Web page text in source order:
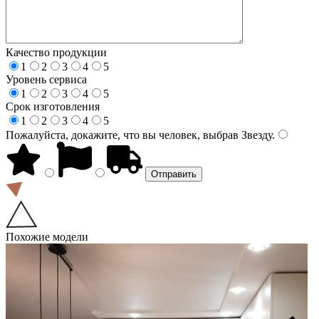
Качество продукции
1
2 3 4
5
Уровень сервиса
1
2 3 4
5
Срок изготовления
1
2 3 4
5
Пожалуйста, докажите, что вы человек, выбрав Звезду.
Похожие модели